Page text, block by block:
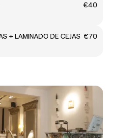
€40
+ LAMINADO DE CEJAS €70